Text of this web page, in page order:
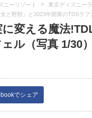
ニーリゾート > 東京ディズニー
と野獣』と2023年開業のTDSラプ
変える魔法
ル（写真 1/30）
でシェア